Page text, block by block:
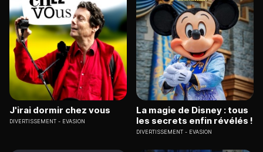
J'irai dormir chez vous
DIVERTISSEMENT EVASION
La magie de Disney : tous
les secrets enfin révélés !
DIVERTISSEMENT EVASION